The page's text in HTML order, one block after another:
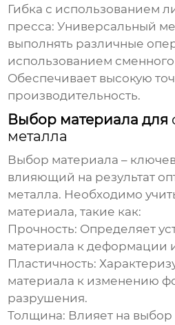
Гибка с использованием
пресса: Универсальный
выполнять различные
использованием
Обеспечивает высокую
производительность.
Выбор материала для
металла
Выбор материала –
влияющий на результат
металла. Необходимо
материала, такие как:
Прочность: Определяет
материала к деформации
Пластичность:
материала к изменению
разрушения.
Толщина: Влияет на